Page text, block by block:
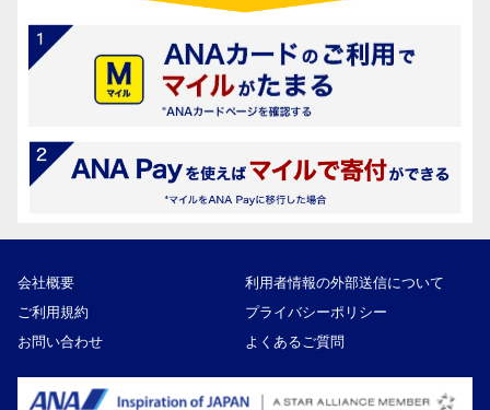
会社概要
利用者情報の外部送信について
ご利用規約
プライバシーポリシー
お問い合わせ
よくあるご質問